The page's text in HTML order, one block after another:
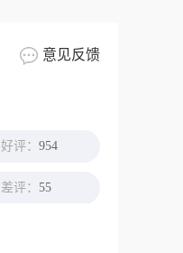
意见反馈
好评： 954
差评： 55